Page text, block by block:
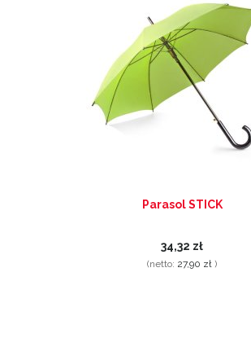
Parasol STICK
34,32 zł
(netto: 27,90 zł )